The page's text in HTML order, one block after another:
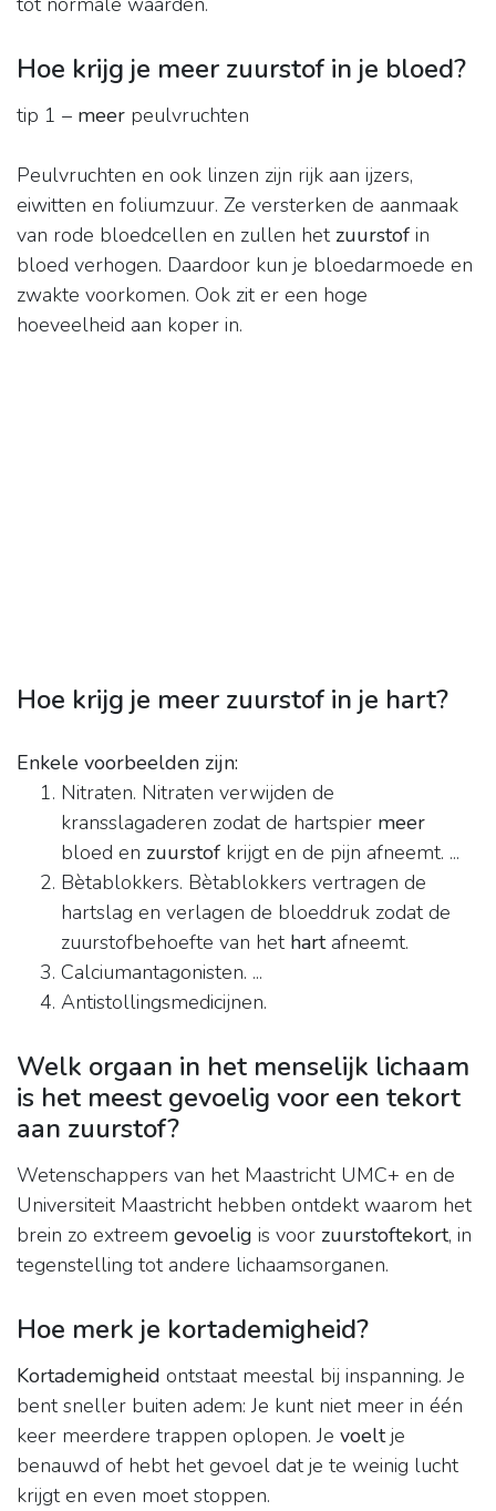
Hoe krijg je meer zuurstof in je bloed?
tip 1 – meer peulvruchten
Peulvruchten en ook linzen zijn rijk aan ijzers,
eiwitten en foliumzuur. Ze versterken de aanmaak
van rode bloedcellen en zullen het zuurstof in
bloed verhogen. Daardoor kun je bloedarmoede en
zwakte voorkomen. Ook zit er een hoge
hoeveelheid aan koper in.
Hoe krijg je meer zuurstof in je hart?
Enkele voorbeelden zijn:
Nitraten. Nitraten verwijden de
kransslagaderen zodat de hartspier meer
bloed en zuurstof krijgt en de pijn afneemt. ...
Bètablokkers. Bètablokkers vertragen de
hartslag en verlagen de bloeddruk zodat de
zuurstofbehoefte van het hartafneemt.
Calciumantagonisten. ...
Antistollingsmedicijnen.
Welk orgaan in het menselijk lichaam
is het meest gevoelig voor een tekort
aan zuurstof?
Wetenschappers van het Maastricht UMC+ en de
Universiteit Maastricht hebben ontdekt waarom het
brein zo extreem gevoelig is voor zuurstoftekort, in
tegenstelling tot andere lichaamsorganen.
Hoe merk je kortademigheid?
Kortademigheid ontstaat meestal bij inspanning. Je
bent sneller buiten adem: Je kunt niet meer in één
keer meerdere trappen oplopen. Je voeltje
benauwd of hebt het gevoel dat je te weinig lucht
krijgt en even moet stoppen.